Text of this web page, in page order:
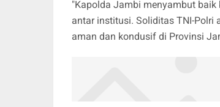
"Kapolda Jambi menyambut
antar institusi. Soliditas TNI-Polri
aman dan kondusif di Provinsi